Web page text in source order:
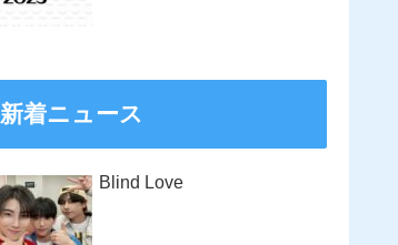
新着ニュース
Blind Love